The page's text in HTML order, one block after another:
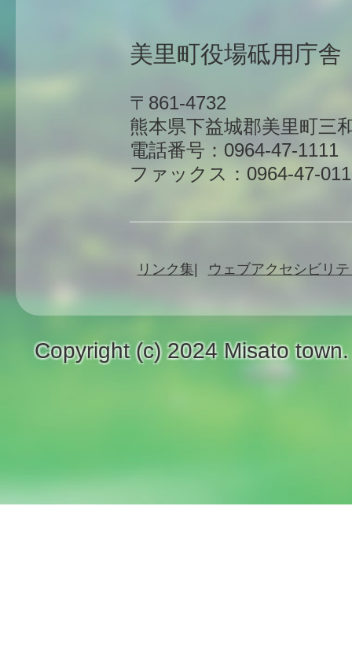
美里町役場砥用庁舎
〒861-4732
熊本県下益城郡美里町三
電話番号：0964-47-1111
ファックス：0964-47-
リンク集 ウェブアクセシビリ
Copyright (c) 2024 Misato